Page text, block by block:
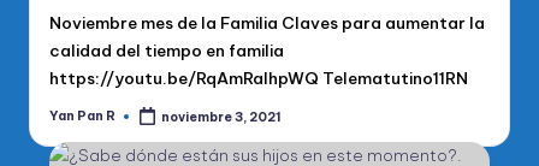
Noviembre mes de la Familia Claves para aumentar la
calidad del tiempo en familia
https://youtu.be/RqAmRaIhpWQ Telematutino11RN
Publicado
Yan Pan R noviembre 3, 2021